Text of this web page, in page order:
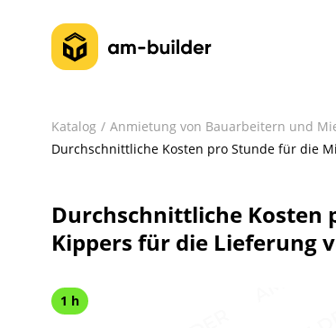
Katalog Anmietung von Bauarbeitern und
Durchschnittliche Kosten pro Stunde für die
Durchschnittliche Kosten
Kippers für die Lieferung
1 h